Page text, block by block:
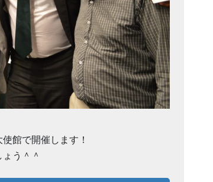
館で開催します！
う＾＾